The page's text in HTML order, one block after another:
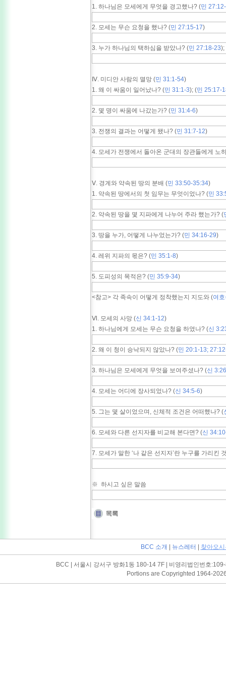
1. 하나님은 모세에게 무엇을 경고했나? (민
2. 모세는 무슨 요청을 했나? (민 27:15-17)
3. 누가 하나님의 택하심을 받았나? (민 27:18-23);
Ⅳ. 미디안 사람의 멸망 (민 31:1-54)
1. 왜 이 싸움이 일어났나? (민 31:1-3); (민 25:17-
2. 몇 명이 싸움에 나갔는가? (민 31:4-6)
3. 전쟁의 결과는 어떻게 됐나? (민 31:7-12)
4. 모세가 전쟁에서 돌아온 군대의 장관들에게 노
Ⅴ. 경계와 약속된 땅의 분배 (민 33:50-35:34)
1. 약속된 땅에서의 첫 임무는 무엇이었나? (민
2. 약속된 땅을 몇 지파에게 나누어 주라 했는가? (
3. 땅을 누가, 어떻게 나누었는가? (민 34:16-29)
4. 레위 지파의 몫은? (민 35:1-8)
5. 도피성의 목적은? (민 35:9-34)
<참고> 각 족속이 어떻게 정착했는지 지도와 (여
Ⅵ. 모세의 사망 (신 34:1-12)
1. 하나님에게 모세는 무슨 요청을 하였나? (신
2. 왜 이 청이 승낙되지 않았나? (민 20:1-13;
3. 하나님은 모세에게 무엇을 보여주셨나? (신
4. 모세는 어디에 장사되었나? (신 34:5-6)
5. 그는 몇 살이었으며, 신체적 조건은 어떠했나? (
6. 모세와 다른 선지자를 비교해 본다면? (신
7. 모세가 말한 ‘나 같은 선지자’란 누구를 가리킨
※ 하시고 싶은 말씀
BCC 소개 뉴스레터 찾아오
BCC | 서울시 강서구 방화1동 180-14 7F | 비영리법인번호
Portions are Copyrighted 1964-